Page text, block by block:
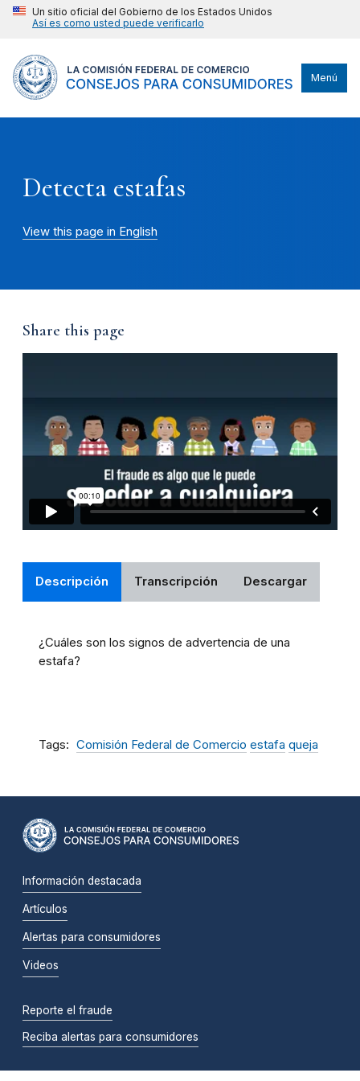
Un sitio oficial del Gobierno de los Estados Unidos
Así es como usted puede verificarlo
Menú
Detecta estafas
View this page in English
Share this page
Descripción Transcripción Descargar
¿Cuáles son los signos de advertencia de una
estafa?
Tags Comisión Federal de Comercio estafa queja
Información destacada
Artículos
Alertas para consumidores
Videos
Reporte el fraude
Reciba alertas para consumidores